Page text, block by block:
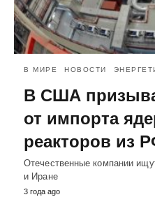
В МИРЕ НОВОСТИ
В США
от импорта
реакторов из
Отечественные компании
и Иране
3 года ago